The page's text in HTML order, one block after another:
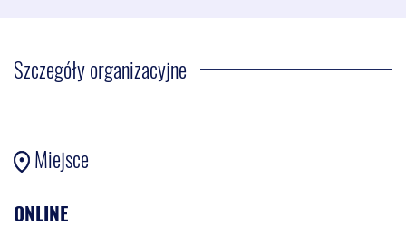
Szczegóły organizacyjne
Miejsce
ONLINE